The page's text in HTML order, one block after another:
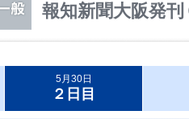
報知新聞大阪発
5月30日
２日目